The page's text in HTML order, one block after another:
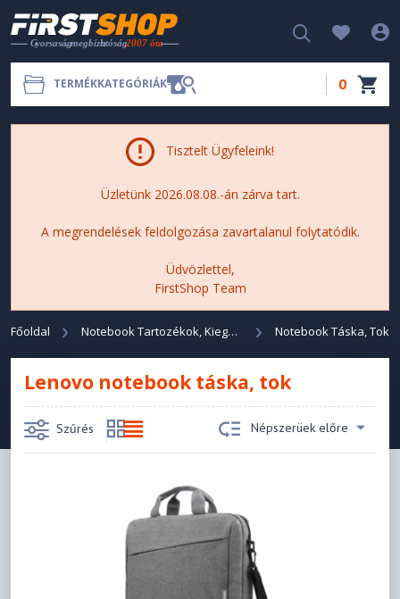
TERMÉKKATEGÓRIÁK 0
Tisztelt Ügyfeleink!
Üzletünk 2026.08.08.-án zárva tart.
A megrendelések feldolgozása zavartalanul folytatódik.
Üdvözlettel,
FirstShop Team
Főoldal Notebook Tartozékok, Kiegészítők Notebook Táska, Tok
Lenovo notebook táska, tok
Szűrés Népszerüek előre